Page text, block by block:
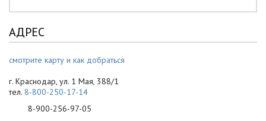
АДРЕС
смотрите карту и как добраться
г. Краснодар, ул. 1 Мая, 388/1
тел. 8-800-250-17-14
8-900-256-97-05